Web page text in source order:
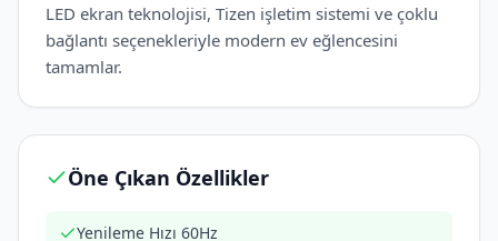
LED ekran teknolojisi, Tizen işletim sistemi ve çoklu
bağlantı seçenekleriyle modern ev eğlencesini
tamamlar.
Öne Çıkan Özellikler
Yenileme Hızı 60Hz